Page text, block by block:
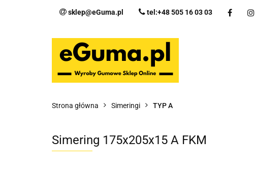
sklep@eGuma.pl tel:+48 505 16 03 03
Kategorie Nowości
Strona główna Simeringi TYP A
Simering 175x205x15 A FKM